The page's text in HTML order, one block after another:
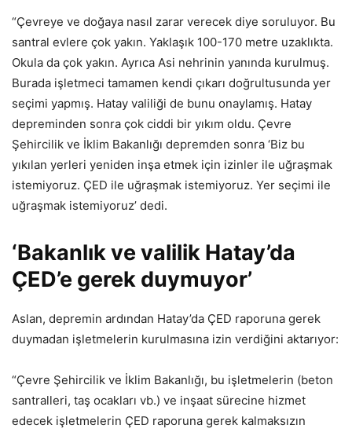
“Çevreye ve doğaya nasıl zarar verecek diye soruluyor. Bu
santral evlere çok yakın. Yaklaşık 100-170 metre uzaklıkta.
Okula da çok yakın. Ayrıca Asi nehrinin yanında kurulmuş.
Burada işletmeci tamamen kendi çıkarı doğrultusunda yer
seçimi yapmış. Hatay valiliği de bunu onaylamış. Hatay
depreminden sonra çok ciddi bir yıkım oldu. Çevre
Şehircilik ve İklim Bakanlığı depremden sonra ‘Biz bu
yıkılan yerleri yeniden inşa etmek için izinler ile uğraşmak
istemiyoruz. ÇED ile uğraşmak istemiyoruz. Yer seçimi ile
uğraşmak istemiyoruz’ dedi.
‘Bakanlık ve valilik Hatay’da
ÇED’e gerek duymuyor’
Aslan, depremin ardından Hatay’da ÇED raporuna gerek
duymadan işletmelerin kurulmasına izin verdiğini aktarıyor:
“Çevre Şehircilik ve İklim Bakanlığı, bu işletmelerin (beton
santralleri, taş ocakları vb.) ve inşaat sürecine hizmet
edecek işletmelerin ÇED raporuna gerek kalmaksızın